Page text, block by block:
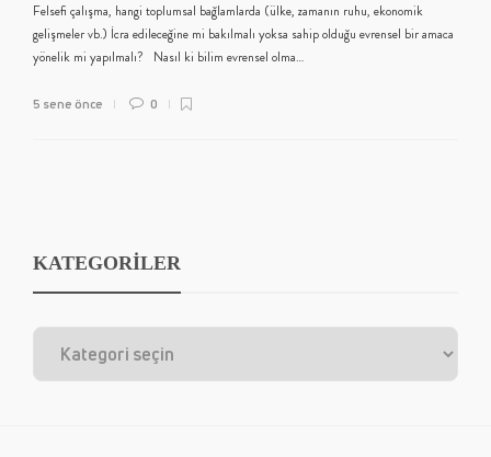
Felsefi çalışma, hangi toplumsal bağlamlarda (ülke, zamanın ruhu, ekonomik
gelişmeler vb.) İcra edileceğine mi bakılmalı yoksa sahip olduğu evrensel bir amaca
yönelik mi yapılmalı? Nasıl ki bilim evrensel olma…
5 sene önce 0
KATEGORİLER